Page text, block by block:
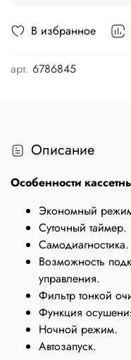
В избранное
арт. 6786845
Описание
Особенности
Экономный
Суточный таймер.
Самодиагностика.
Возможность
управления.
Фильтр тонкой
Функция
Ночной режим.
Автозапуск.